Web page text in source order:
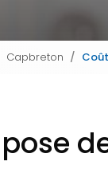
Capbreton